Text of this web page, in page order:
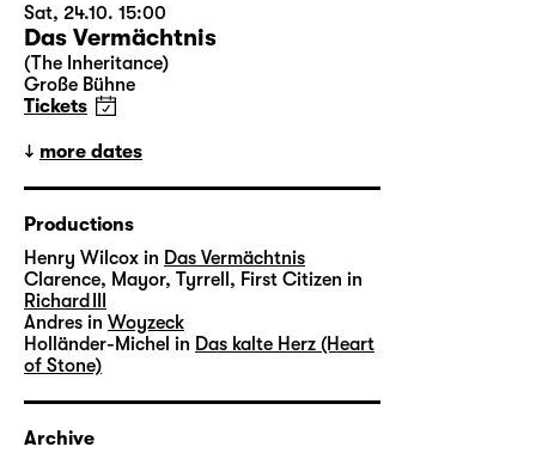
Sat, 24.10. 15:00
Das Vermächtnis
(The Inheritance)
Große Bühne
Tickets
more dates
Productions
Henry Wilcox in Das Vermächtnis
Clarence, Mayor, Tyrrell, First Citizen in
Richard III
Andres in Woyzeck
Holländer-Michel in Das kalte Herz (Heart
of Stone)
Archive